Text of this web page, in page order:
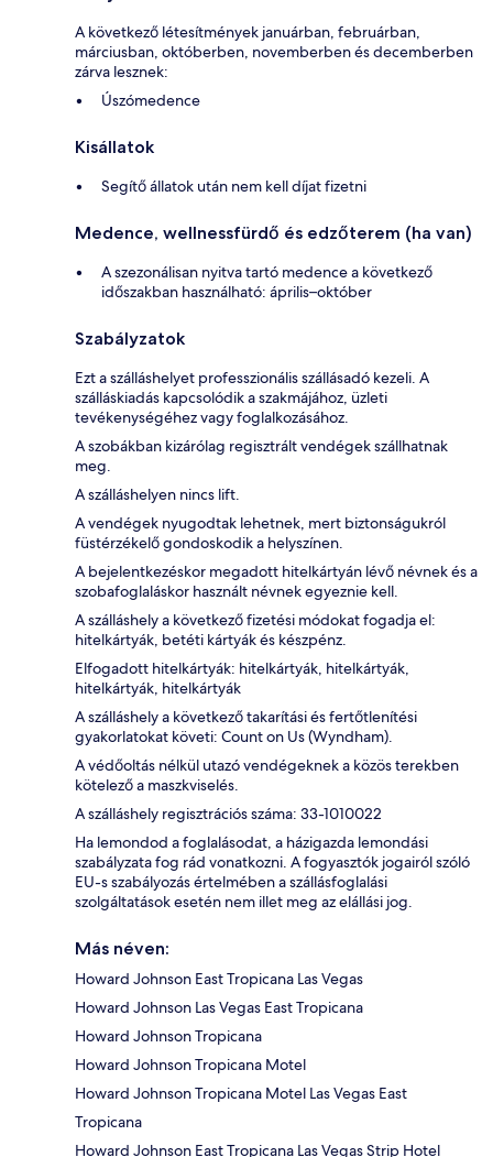
A következő létesítmények januárban, februárban,
márciusban, októberben, novemberben és decemberben
zárva lesznek:
Úszómedence
Kisállatok
Segítő állatok után nem kell díjat fizetni
Medence, wellnessfürdő és edzőterem (ha van)
A szezonálisan nyitva tartó medence a következő
időszakban használható: április–október
Szabályzatok
Ezt a szálláshelyet professzionális szállásadó kezeli. A
szálláskiadás kapcsolódik a szakmájához, üzleti
tevékenységéhez vagy foglalkozásához.
A szobákban kizárólag regisztrált vendégek szállhatnak
meg.
A szálláshelyen nincs lift.
A vendégek nyugodtak lehetnek, mert biztonságukról
füstérzékelő gondoskodik a helyszínen.
A bejelentkezéskor megadott hitelkártyán lévő névnek és a
szobafoglaláskor használt névnek egyeznie kell.
A szálláshely a következő fizetési módokat fogadja el:
hitelkártyák, betéti kártyák és készpénz.
Elfogadott hitelkártyák: hitelkártyák, hitelkártyák,
hitelkártyák, hitelkártyák
A szálláshely a következő takarítási és fertőtlenítési
gyakorlatokat követi: Count on Us (Wyndham).
A védőoltás nélkül utazó vendégeknek a közös terekben
kötelező a maszkviselés.
A szálláshely regisztrációs száma: 33-1010022
Ha lemondod a foglalásodat, a házigazda lemondási
szabályzata fog rád vonatkozni. A fogyasztók jogairól szóló
EU-s szabályozás értelmében a szállásfoglalási
szolgáltatások esetén nem illet meg az elállási jog.
Más néven:
Howard Johnson East Tropicana Las Vegas
Howard Johnson Las Vegas East Tropicana
Howard Johnson Tropicana
Howard Johnson Tropicana Motel
Howard Johnson Tropicana Motel Las Vegas East
Tropicana
Howard Johnson East Tropicana Las Vegas Strip Hotel